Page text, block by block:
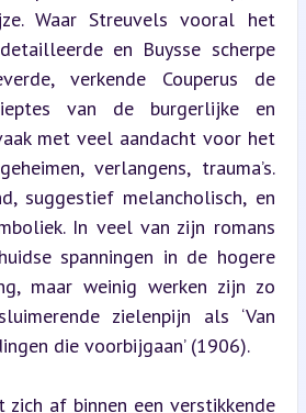
Waar Streuvels vooral het
en Buysse scherpe
verkende Couperus de
van de burgerlijke en
met veel aandacht voor het
verlangens, trauma’s.
suggestief melancholisch, en
In veel van zijn romans
spanningen in de hogere
maar weinig werken zijn zo
zielenpijn als ‘Van
die voorbijgaan’ (1906).
zich af binnen een verstikkende